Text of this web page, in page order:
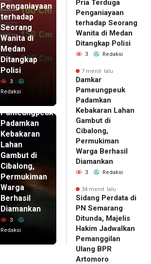
Penganiayaan
terhadap
Seorang
Wanita di
Medan
Ditangkap
Polisi
3
Redaksi
7 menit
lalu
Pameungpeuk
Padamkan
Kebakaran
Lahan
Gambut di
Cibalong,
Permukiman
Warga
Berhasil
Diamankan
3
Redaksi
Pria Terduga
Penganiayaan
terhadap Seorang
Wanita di Medan
Ditangkap Polisi
3 Redaksi
7 menit lalu
Damkar
Pameungpeuk
Padamkan
Kebakaran Lahan
Gambut di
Cibalong,
Permukiman
Warga Berhasil
Diamankan
3 Redaksi
34 menit lalu
Sidang Perdata di
PN Semarang
Ditunda, Majelis
Hakim Jadwalkan
Pemanggilan
Ulang BPR
Artomoro